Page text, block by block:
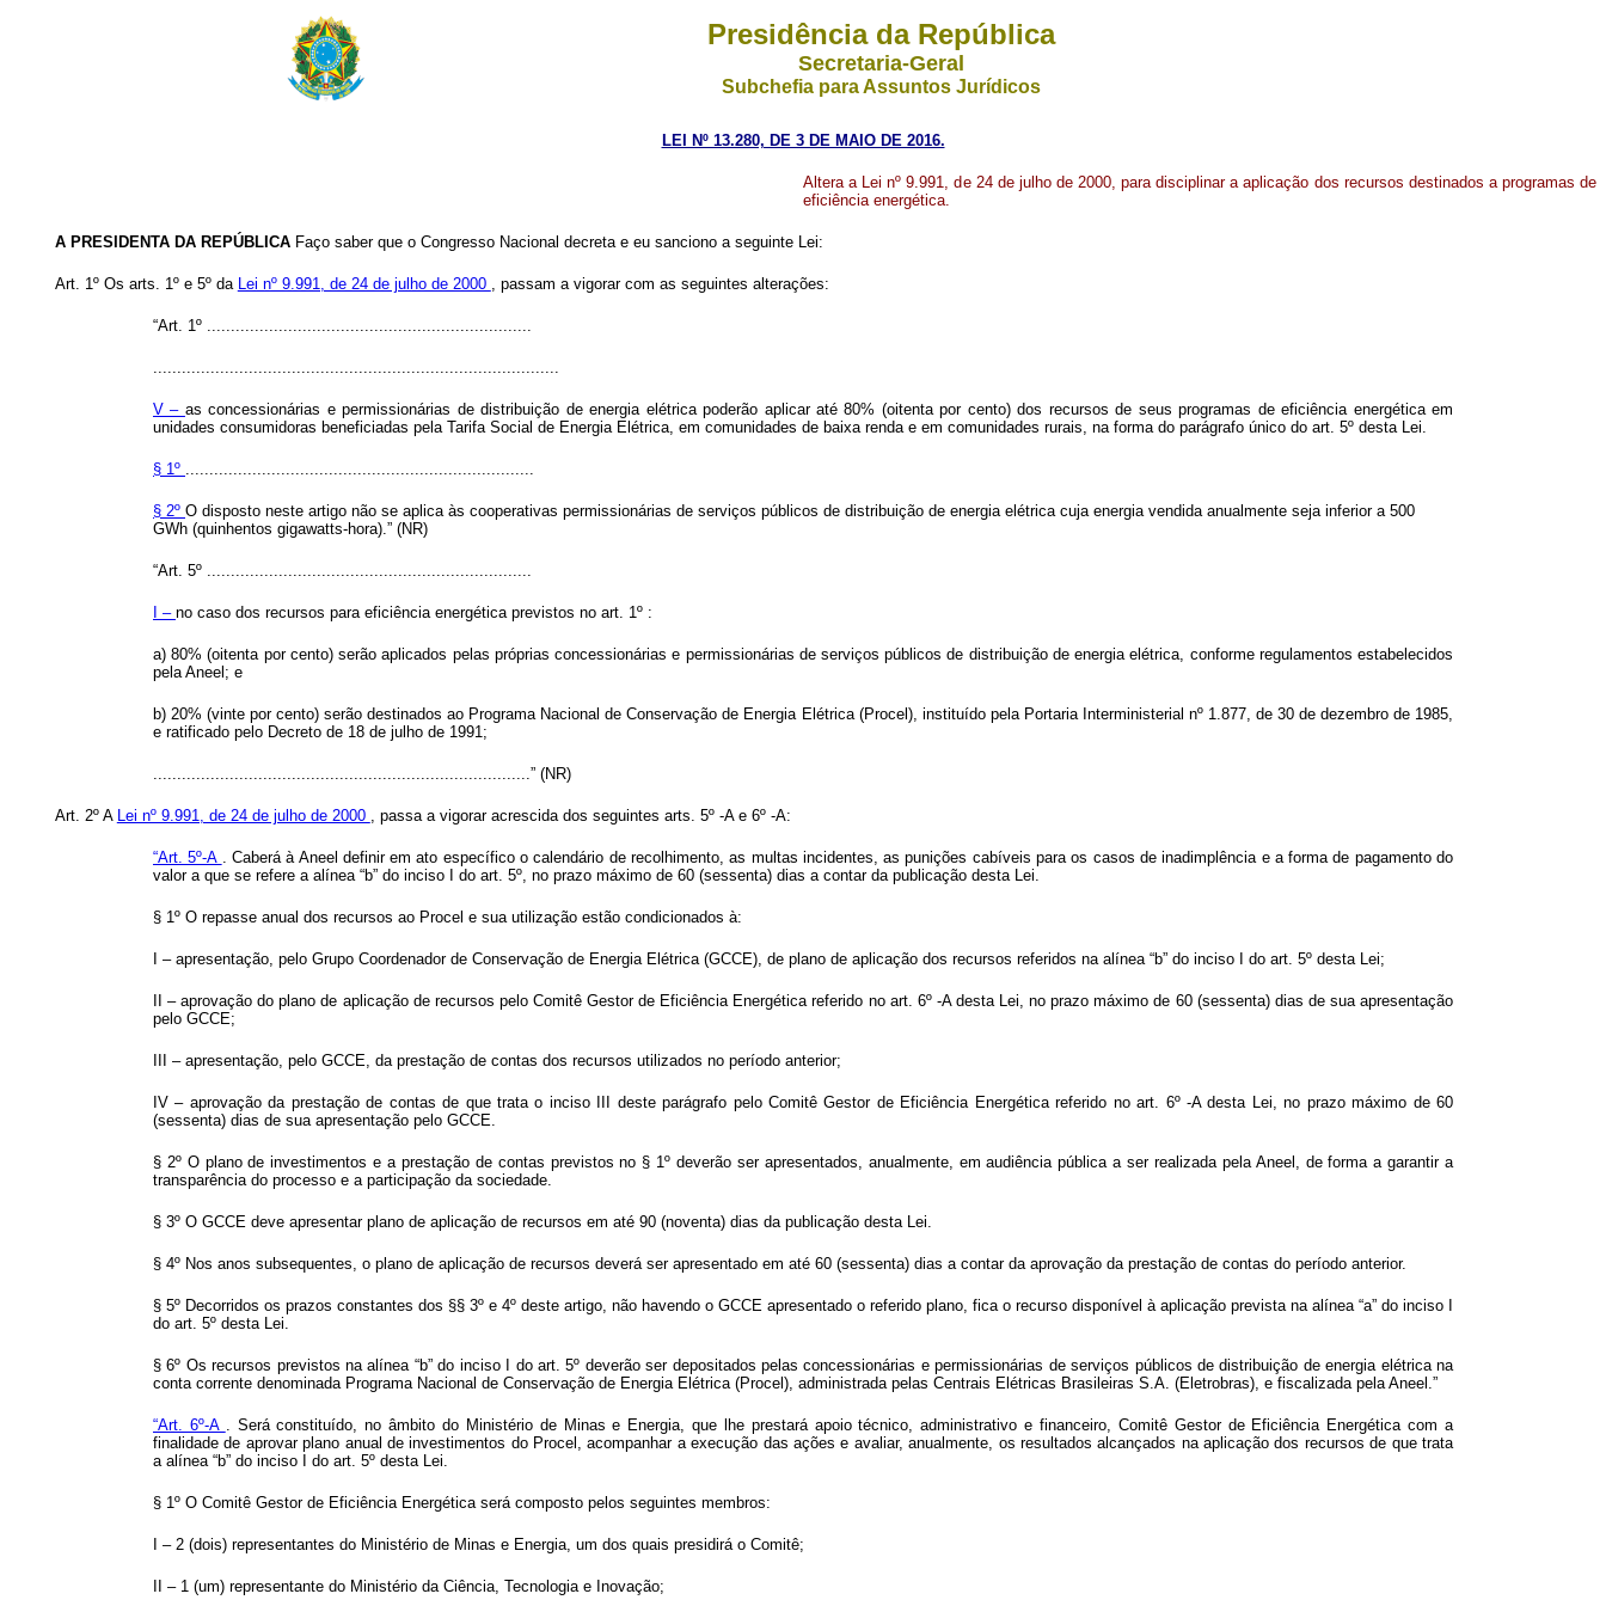
Presidência da República
Secretaria-Geral
Subchefia para Assuntos Jurídicos
LEI Nº 13.280, DE 3 DE MAIO DE 2016.
Altera a Lei nº 9.991, de 24 de julho de 2000, para disciplinar a aplicação dos recursos destinados a programas de
eficiência energética.
A PRESIDENTA DA REPÚBLICA Faço saber que o Congresso Nacional decreta e eu sanciono a seguinte Lei:
Art. 1º Os arts. 1º e 5º da Lei nº 9.991, de 24 de julho de 2000 , passam a vigorar com as seguintes alterações:
“Art. 1º ....................................................................
.....................................................................................
V – as concessionárias e permissionárias de distribuição de energia elétrica poderão aplicar até 80% (oitenta por cento) dos recursos de seus programas de eficiência energética em
unidades consumidoras beneficiadas pela Tarifa Social de Energia Elétrica, em comunidades de baixa renda e em comunidades rurais, na forma do parágrafo único do art. 5º desta Lei.
§ 1º .........................................................................
§ 2º O disposto neste artigo não se aplica às cooperativas permissionárias de serviços públicos de distribuição de energia elétrica cuja energia vendida anualmente seja inferior a 500
GWh (quinhentos gigawatts-hora).” (NR)
“Art. 5º ....................................................................
I – no caso dos recursos para eficiência energética previstos no art. 1º :
a) 80% (oitenta por cento) serão aplicados pelas próprias concessionárias e permissionárias de serviços públicos de distribuição de energia elétrica, conforme regulamentos estabelecidos
pela Aneel; e
b) 20% (vinte por cento) serão destinados ao Programa Nacional de Conservação de Energia Elétrica (Procel), instituído pela Portaria Interministerial nº 1.877, de 30 de dezembro de 1985,
e ratificado pelo Decreto de 18 de julho de 1991;
...............................................................................” (NR)
Art. 2º A Lei nº 9.991, de 24 de julho de 2000 , passa a vigorar acrescida dos seguintes arts. 5º -A e 6º -A:
“Art. 5º-A . Caberá à Aneel definir em ato específico o calendário de recolhimento, as multas incidentes, as punições cabíveis para os casos de inadimplência e a forma de pagamento do
valor a que se refere a alínea “b” do inciso I do art. 5º, no prazo máximo de 60 (sessenta) dias a contar da publicação desta Lei.
§ 1º O repasse anual dos recursos ao Procel e sua utilização estão condicionados à:
I – apresentação, pelo Grupo Coordenador de Conservação de Energia Elétrica (GCCE), de plano de aplicação dos recursos referidos na alínea “b” do inciso I do art. 5º desta Lei;
II – aprovação do plano de aplicação de recursos pelo Comitê Gestor de Eficiência Energética referido no art. 6º -A desta Lei, no prazo máximo de 60 (sessenta) dias de sua apresentação
pelo GCCE;
III – apresentação, pelo GCCE, da prestação de contas dos recursos utilizados no período anterior;
IV – aprovação da prestação de contas de que trata o inciso III deste parágrafo pelo Comitê Gestor de Eficiência Energética referido no art. 6º -A desta Lei, no prazo máximo de 60
(sessenta) dias de sua apresentação pelo GCCE.
§ 2º O plano de investimentos e a prestação de contas previstos no § 1º deverão ser apresentados, anualmente, em audiência pública a ser realizada pela Aneel, de forma a garantir a
transparência do processo e a participação da sociedade.
§ 3º O GCCE deve apresentar plano de aplicação de recursos em até 90 (noventa) dias da publicação desta Lei.
§ 4º Nos anos subsequentes, o plano de aplicação de recursos deverá ser apresentado em até 60 (sessenta) dias a contar da aprovação da prestação de contas do período anterior.
§ 5º Decorridos os prazos constantes dos §§ 3º e 4º deste artigo, não havendo o GCCE apresentado o referido plano, fica o recurso disponível à aplicação prevista na alínea “a” do inciso I
do art. 5º desta Lei.
§ 6º Os recursos previstos na alínea “b” do inciso I do art. 5º deverão ser depositados pelas concessionárias e permissionárias de serviços públicos de distribuição de energia elétrica na
conta corrente denominada Programa Nacional de Conservação de Energia Elétrica (Procel), administrada pelas Centrais Elétricas Brasileiras S.A. (Eletrobras), e fiscalizada pela Aneel.”
“Art. 6º-A . Será constituído, no âmbito do Ministério de Minas e Energia, que lhe prestará apoio técnico, administrativo e financeiro, Comitê Gestor de Eficiência Energética com a
finalidade de aprovar plano anual de investimentos do Procel, acompanhar a execução das ações e avaliar, anualmente, os resultados alcançados na aplicação dos recursos de que trata
a alínea “b” do inciso I do art. 5º desta Lei.
§ 1º O Comitê Gestor de Eficiência Energética será composto pelos seguintes membros:
I – 2 (dois) representantes do Ministério de Minas e Energia, um dos quais presidirá o Comitê;
II – 1 (um) representante do Ministério da Ciência, Tecnologia e Inovação;